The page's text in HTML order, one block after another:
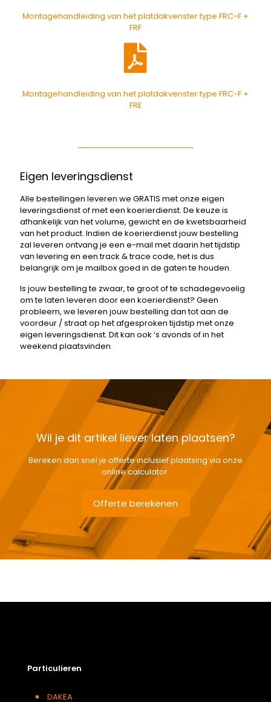
Montagehandleiding van het platdakvenster type FRC-F +
FRF
Montagehandleiding van het platdakvenster type FRC-F +
FRE
Eigen leveringsdienst
Alle bestellingen leveren we GRATIS met onze eigen
leveringsdienst of met een koerierdienst. De keuze is
afhankelijk van het volume, gewicht en de kwetsbaarheid
van het product. Indien de koerierdienst jouw bestelling
zal leveren ontvang je een e-mail met daarin het tijdstip
van levering en een track & trace code, het is dus
belangrijk om je mailbox goed in de gaten te houden.
Is jouw bestelling te zwaar, te groot of te schadegevoelig
om te laten leveren door een koerierdienst? Geen
probleem, we leveren jouw bestelling dan tot aan de
voordeur / straat op het afgesproken tijdstip met onze
eigen leveringsdienst. Dit kan ook ‘s avonds of in het
weekend plaatsvinden.
Wil je dit artikel liever laten plaatsen?
Bereken dan snel je offerte inclusief plaatsing via onze
online calculator.
Offerte berekenen
Particulieren
DAKEA